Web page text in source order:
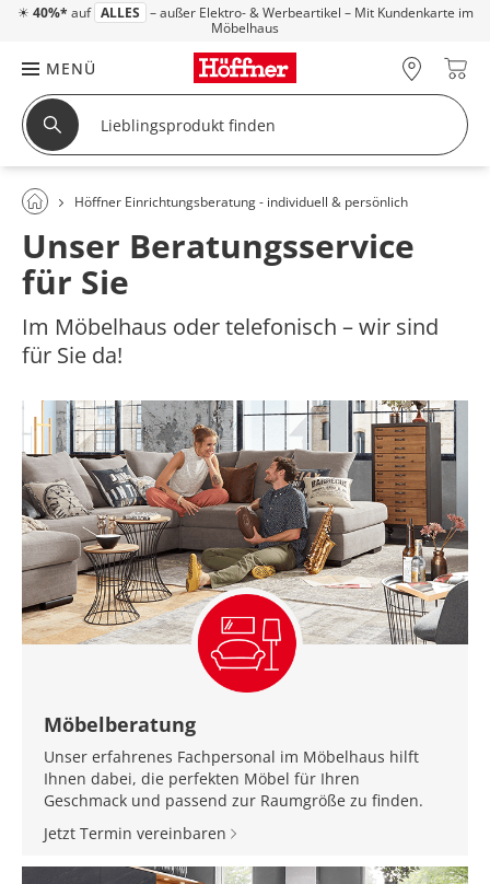
☀ 40%* auf ALLES – außer Elektro- & Werbeartikel – Mit Kundenkarte im
Möbelhaus
MENÜ
Höffner Einrichtungsberatung - individuell & persönlich
Unser Beratungsservice
für Sie
Im Möbelhaus oder telefonisch – wir sind
für Sie da!
Möbelberatung
Unser erfahrenes Fachpersonal im Möbelhaus hilft
Ihnen dabei, die perfekten Möbel für Ihren
Geschmack und passend zur Raumgröße zu finden.
Jetzt Termin vereinbaren